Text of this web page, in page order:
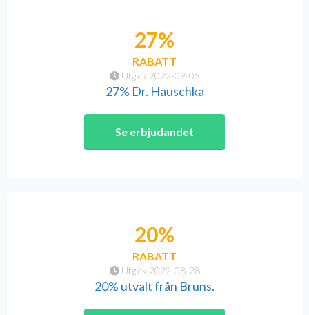
Utgick 2022-09-05
27%
RABATT
27% Dr. Hauschka
Se erbjudandet
Utgick 2022-08-28
20%
RABATT
20% utvalt från Bruns.